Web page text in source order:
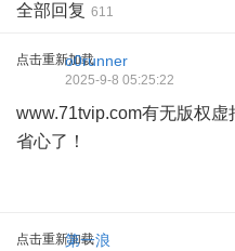
全部回复 611
点击重新加载o0runner
2025-9-8 05:25:22
www.71tvip.com有无版权
省心了！
点击重新加载
第一浪